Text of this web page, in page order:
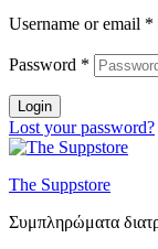
Username or email *
Password *
Login
Lost your password?
The Suppstore
Συμπληρώματα